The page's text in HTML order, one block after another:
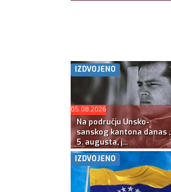
IZDVOJENO
05.08.2026
Na području Unsko-
sanskog kantona danas ,
5. augusta, j...
IZDVOJENO